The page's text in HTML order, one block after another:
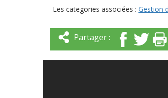
Les categories associées : Gestion
Partager :